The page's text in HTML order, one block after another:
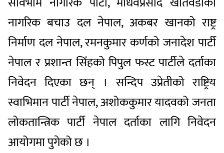
नागरिक बचाउ दल नेपाल, अकबर खानको राष्ट्र
निर्माण दल नेपाल, रमनकुमार कर्णको जनादेश पार्टी
नेपाल र प्रशान्त सिंहको पिपुल फस्ट पार्टीले दर्ताका
निवेदन दिएका छन् । सन्दिप उप्रेतीको राष्ट्रिय
स्वाभिमान पार्टी नेपाल, अशोककुमार यादवको जनता
लोकतान्त्रिक पार्टी नेपाल दर्ताका लागि निवेदन
आयोगमा पुगेको छ ।